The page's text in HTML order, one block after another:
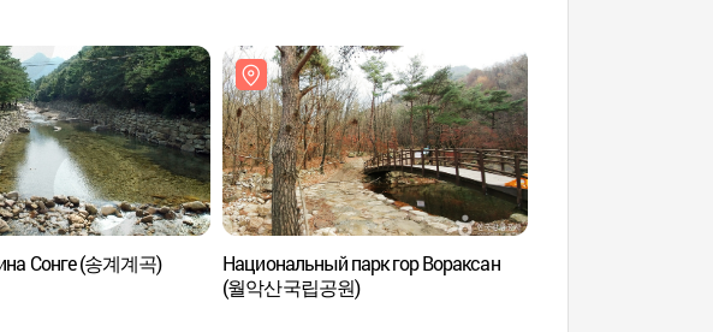
Сонге (송계계곡)
Национальный парк гор Вораксан
(월악산국립공원)